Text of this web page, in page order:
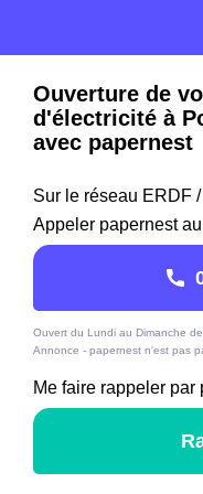
Ouverture de
d'électricité à
avec papernest
Sur le réseau ERDF
Appeler papernest au
Ouvert du Lundi au Dimanche
Annonce - papernest n'est pas
Me faire rappeler par